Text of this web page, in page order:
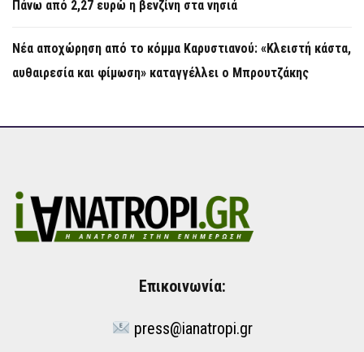
Πάνω από 2,27 ευρώ η βενζίνη στα νησιά
Νέα αποχώρηση από το κόμμα Καρυστιανού: «Κλειστή κάστα,
αυθαιρεσία και φίμωση» καταγγέλλει ο Μπρουτζάκης
Επικοινωνία:
press@ianatropi.gr